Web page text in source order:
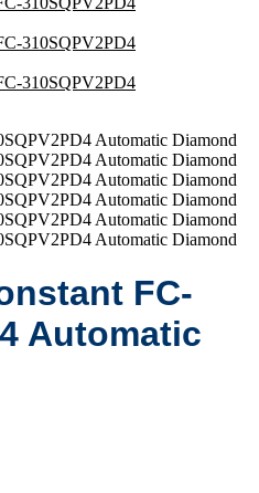
FC-
Automatic